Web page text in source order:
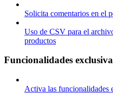
Solicita comentarios en el
Uso de CSV para el
productos
Funcionalidades
Activa las funcionalidades